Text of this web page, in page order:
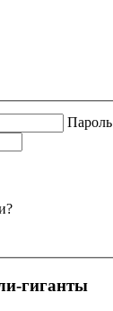
Пароль
гиганты